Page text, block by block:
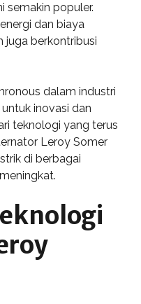
semakin populer.
dan biaya
juga berkontribusi
dalam industri
inovasi dan
teknologi yang terus
Leroy Somer
di berbagai